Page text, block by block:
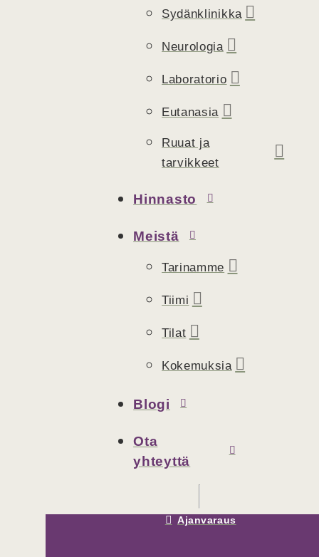
Sydänklinikka
Neurologia
Laboratorio
Eutanasia
Ruuat ja
tarvikkeet
Hinnasto
Meistä
Tarinamme
Tiimi
Tilat
Kokemuksia
Blogi
Ota
yhteyttä
Ajanvaraus